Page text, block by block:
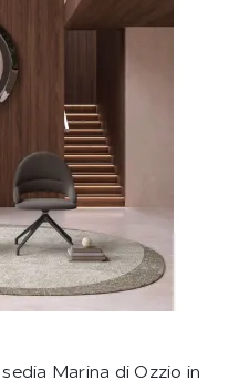
Marina di Ozzio in